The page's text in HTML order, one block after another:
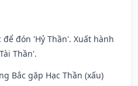
đón 'Hỷ Thần'. Xuất hành
Thần'.
Bắc gặp Hạc Thần (xấu)